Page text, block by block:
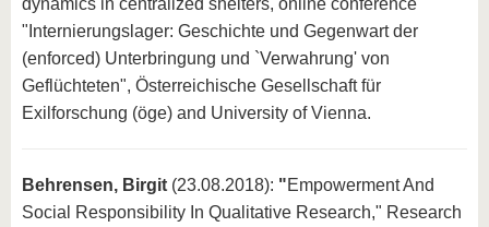
dynamics in centralized shelters, online conference
"Internierungslager: Geschichte und Gegenwart der
(enforced) Unterbringung und `Verwahrung' von
Geflüchteten", Österreichische Gesellschaft für
Exilforschung (öge) and University of Vienna.
Behrensen, Birgit (23.08.2018): "Empowerment And
Social Responsibility In Qualitative Research," Research